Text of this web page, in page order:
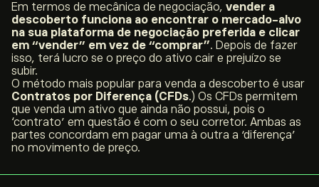
Em termos de mecânica de negociação, vender a
descoberto funciona ao encontrar o mercado-alvo
na sua plataforma de negociação preferida e clicar
em “vender” em vez de “comprar”. Depois de fazer
isso, terá lucro se o preço do ativo cair e prejuízo se
subir.
O método mais popular para venda a descoberto é usar
Contratos por Diferença (CFDs.) Os CFDs permitem
que venda um ativo que ainda não possui, pois o
‘contrato’ em questão é com o seu corretor. Ambas as
partes concordam em pagar uma à outra a ‘diferença’
no movimento de preço.